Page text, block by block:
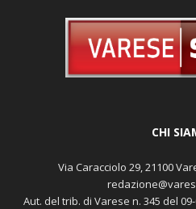
CHI
Via Caracciolo 29, 21100
Aut. del trib. di Varese n. 345 del